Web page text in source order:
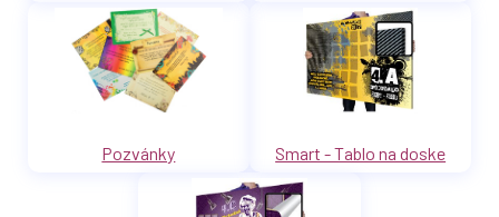
Pozvánky Smart - Tablo na doske